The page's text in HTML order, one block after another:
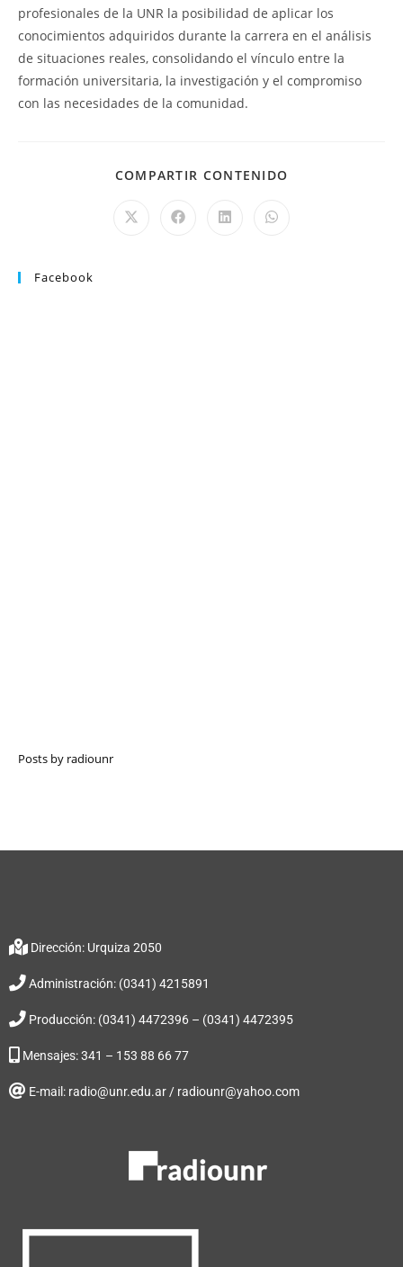
profesionales de la UNR la posibilidad de aplicar los
conocimientos adquiridos durante la carrera en el análisis
de situaciones reales, consolidando el vínculo entre la
formación universitaria, la investigación y el compromiso
con las necesidades de la comunidad.
COMPARTIR CONTENIDO
Facebook
Posts by radiounr
Dirección: Urquiza 2050
Administración: (0341) 4215891
Producción: (0341) 4472396 – (0341) 4472395
Mensajes: 341 – 153 88 66 77
E-mail: radio@unr.edu.ar / radiounr@yahoo.com